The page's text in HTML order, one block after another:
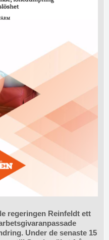
regeringen Reinfeldt ett
Under de senaste 15